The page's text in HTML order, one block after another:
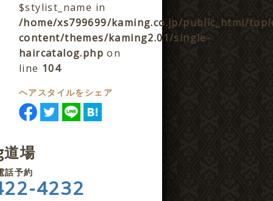
$stylist_name in
/home/xs799699/kaming.co.jp/public_html/
content/themes/kaming2.01/single-
haircatalog.php on
line 104
ヘアスタイルをシェア
場
話予約
4232